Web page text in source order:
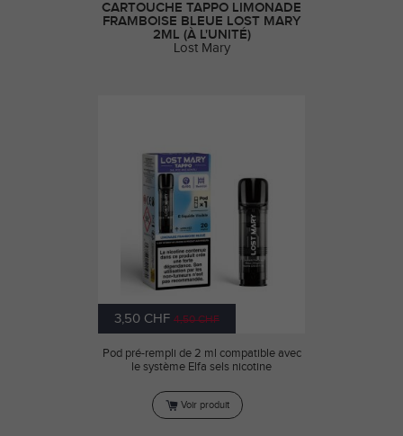
CARTOUCHE TAPPO LIMONADE
FRAMBOISE BLEUE LOST MARY
2ML (À L'UNITÉ)
Lost Mary
3,50 CHF 4,50 CHF
Pod pré-rempli de 2 ml compatible avec
le système Elfa sels nicotine
Voir produit